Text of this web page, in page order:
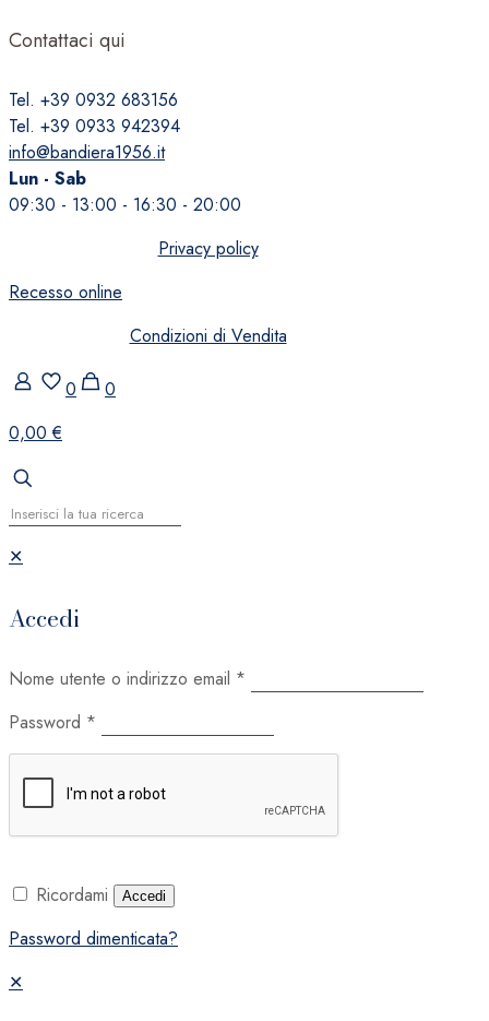
Contattaci qui
Tel. +39 0932 683156
Tel. +39 0933 942394
info@bandiera1956.it
Lun - Sab
09:30 - 13:00 - 16:30 - 20:00
Privacy policy
Recesso online
Condizioni di Vendita
0
0
0,00 €
✕
Accedi
Nome utente o indirizzo email *
Password *
Ricordami Accedi
Password dimenticata?
✕